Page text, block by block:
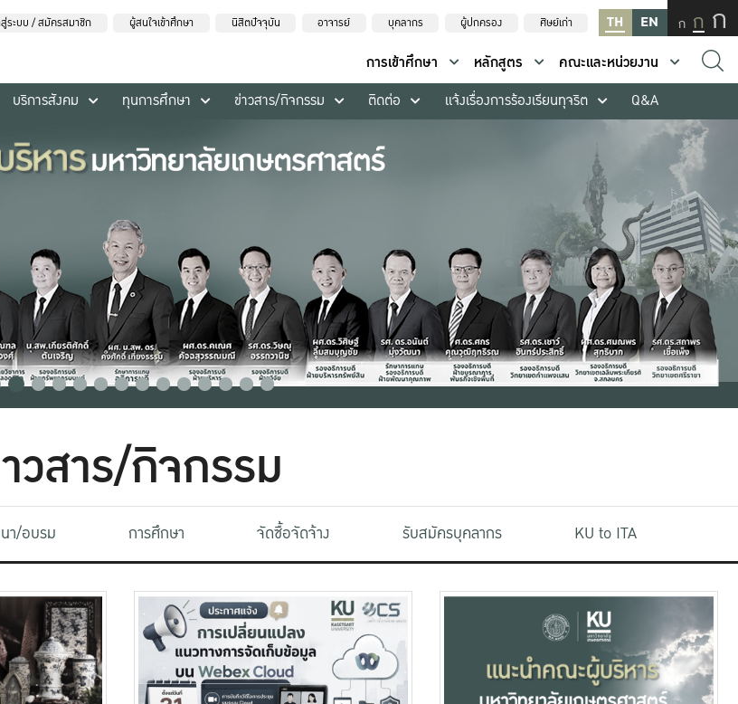
สู่ระบบ / สมัครสมาชิก ผู้สนใจเข้าศึกษา นิสิตปัจจุบัน อาจารย์ บุคลากร ผู้ปกครอง ศิษย์เก่า TH EN ก ก ก
การเข้าศึกษา หลักสูตร
คณะและหน่วยงาน
บริการสังคม ทุนการศึกษา ข่าวสาร/กิจกรรม ติดต่อ แจ้งเรื่องการร้องเรียนทุจริต Q&A
วสาร/กิจกรรม
า/อบรม การศึกษา จัดซื้อจัดจ้าง รับสมัครบุคลากร KU to ITA